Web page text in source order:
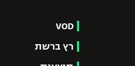
VOD
רץ ברשת